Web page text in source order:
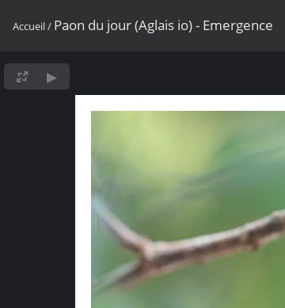
Accueil/ Paon du jour (Aglais io) - Emergence